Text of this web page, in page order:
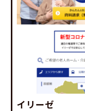
イリーゼ